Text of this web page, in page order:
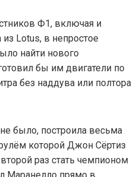
Ф1, включая и
Lotus, в непростое
найти нового
бы им двигатели по
без наддува или полтора
было, построила весьма
которой Джон Сёртиз
раз стать чемпионом